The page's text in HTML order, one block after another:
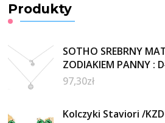
Produkty
SOTHO SREBRNY
ZODIAKIEM PANNY :
97,30zł
Kolczyki Staviori /